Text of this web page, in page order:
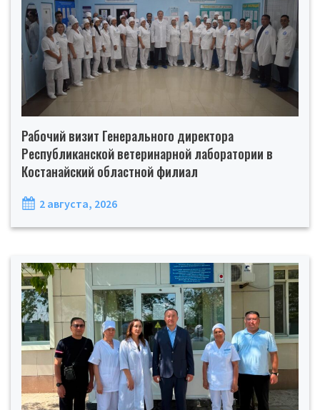
Рабочий визит Генерального директора
Республиканской ветеринарной лаборатории в
Костанайский областной филиал
2 августа, 2026